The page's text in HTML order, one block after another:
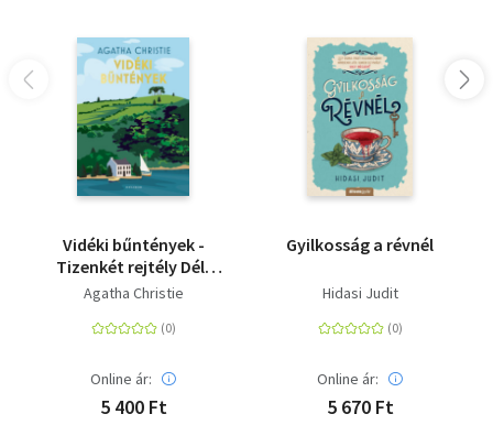
Vidéki bűntények -
Tizenkét rejtély Dél-
Angliából
Agatha Christie
Online ár:
5 400 Ft
Gyilkosság a révnél
Hidasi Judit
Online ár:
5 670 Ft